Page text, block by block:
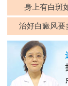
身上有白斑
治好白癜风要